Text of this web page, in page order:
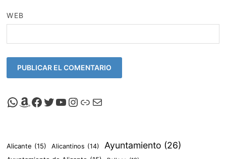
WEB
Canal de Whatsapp de Viscalacant
Comprar en Amazon
Facebook de Viscalacant
Twitter de Viscalacant
Canal de Youtube de Viscalacant
Instagram de Viscalacant
Viscalacant en Polkaverse
Correo electrónico
Alicante (15) Alicantinos (14) Ayuntamiento (26)